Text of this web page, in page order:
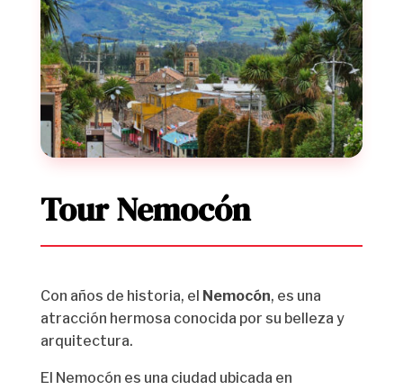
Tour Nemocón
Con años de historia, el Nemocón, es una
atracción hermosa conocida por su belleza y
arquitectura.
El Nemocón es una ciudad ubicada en